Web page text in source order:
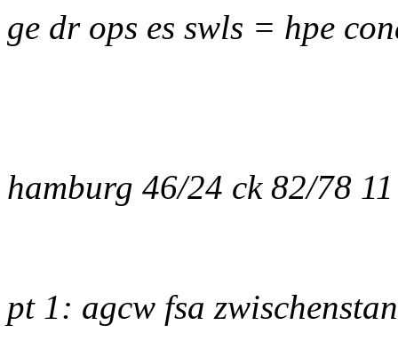
ge dr ops es swls = hpe
hamburg 46/24 ck 82/78
pt 1: agcw fsa